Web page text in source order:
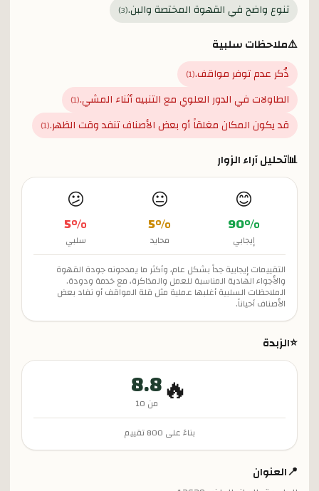
تنوع واضح في القهوة المختصة والبن.(
3
)
⚠️ملاحظات سلبية
ذُكر عدم توفر مواقف.(
1
)
الطاولات في الدور العلوي مع التنبيه أثناء المشي.(
1
)
قد يكون المكان مغلقاً أو بعض الأصناف تنفد وقت الظهر.(
1
)
📊تحليل آراء الزوار
😊
90%
إيجابي
😐
5%
محايد
😕
5%
سلبي
التقييمات إيجابية جداً بشكل عام، وأكثر ما يمدحونه جودة القهوة
والأجواء الهادية المناسبة للعمل والمذاكرة، مع خدمة ودودة.
الملاحظات السلبية أغلبها عملية مثل قلة المواقف أو نفاد بعض
الأصناف أحياناً.
⭐الزبدة
🔥
8.8
من 10
بناءً على 800تقييم
📍العنوان